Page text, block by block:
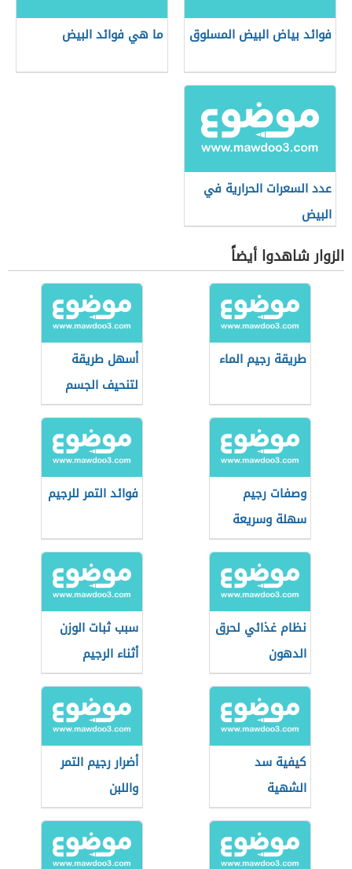
فوائد بياض البيض المسلوق ما هي فوائد البيض
عدد السعرات الحرارية في
البيض
الزوار شاهدوا أيضاً
طريقة رجيم الماء
أسهل طريقة
لتنحيف الجسم
وصفات رجيم
سهلة وسريعة
المفعول
فوائد التمر للرجيم
نظام غذائي لحرق
الدهون
سبب ثبات الوزن
أثناء الرجيم
كيفية سد
الشهية
أضرار رجيم التمر
واللبن